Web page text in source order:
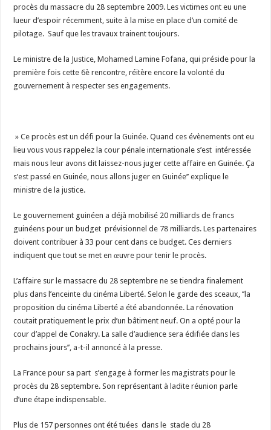
procès du massacre du 28 septembre 2009. Les victimes ont eu une
lueur d’espoir récemment, suite à la mise en place d’un comité de
pilotage. Sauf que les travaux trainent toujours.
Le ministre de la Justice, Mohamed Lamine Fofana, qui préside pour la
première fois cette 6è rencontre, réitère encore la volonté du
gouvernement à respecter ses engagements.
» Ce procès est un défi pour la Guinée. Quand ces évènements ont eu
lieu vous vous rappelez la cour pénale internationale s’est intéressée
mais nous leur avons dit laissez-nous juger cette affaire en Guinée. Ça
s’est passé en Guinée, nous allons juger en Guinée’’ explique le
ministre de la justice.
Le gouvernement guinéen a déjà mobilisé 20 milliards de francs
guinéens pour un budget prévisionnel de 78 milliards. Les partenaires
doivent contribuer à 33 pour cent dans ce budget. Ces derniers
indiquent que tout se met en œuvre pour tenir le procès.
L’affaire sur le massacre du 28 septembre ne se tiendra finalement
plus dans l’enceinte du cinéma Liberté. Selon le garde des sceaux, ‘’la
proposition du cinéma Liberté a été abandonnée. La rénovation
coutait pratiquement le prix d’un bâtiment neuf. On a opté pour la
cour d’appel de Conakry. La salle d’audience sera édifiée dans les
prochains jours’’, a-t-il annoncé à la presse.
La France pour sa part s’engage à former les magistrats pour le
procès du 28 septembre. Son représentant à ladite réunion parle
d’une étape indispensable.
Plus de 157 personnes ont été tuées dans le stade du 28